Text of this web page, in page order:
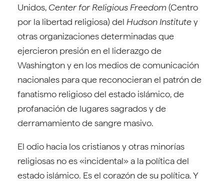
Unidos, Center for Religious Freedom (Centro
por la libertad religiosa) del Hudson Institutey
otras organizaciones determinadas que
ejercieron presión en el liderazgo de
Washington y en los medios de comunicación
nacionales para que reconocieran el patrón de
fanatismo religioso del estado islámico, de
profanación de lugares sagrados y de
derramamiento de sangre masivo.
El odio hacia los cristianos y otras minorías
religiosas no es «incidental» a la política del
estado islámico. Es el corazón de su política. Y